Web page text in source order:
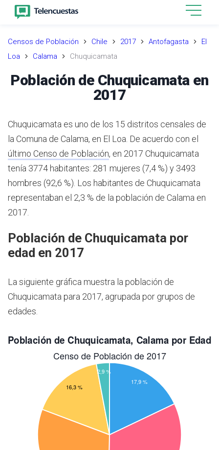
Censos de Población Chile 2017 Antofagasta
El
Loa
Calama Chuquicamata
Población de Chuquicamata en
2017
Chuquicamata es uno de los 15 distritos censales de
la Comuna de Calama, en El Loa. De acuerdo con el
último Censo de Población, en 2017 Chuquicamata
tenía 3774 habitantes: 281 mujeres (7,4 %) y 3493
hombres (92,6 %). Los habitantes de Chuquicamata
representaban el 2,3 % de la población de Calama en
2017.
Población de Chuquicamata por
edad en 2017
La siguiente gráfica muestra la población de
Chuquicamata para 2017, agrupada por grupos de
edades.